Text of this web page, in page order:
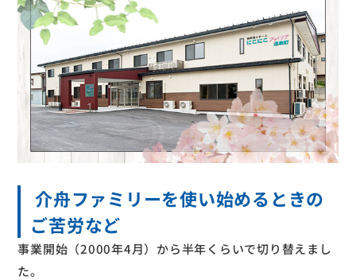
介舟ファミリーを使い始めるときの
ご苦労など
事業開始（2000年4月）から半年くらいで切り替えまし
た。